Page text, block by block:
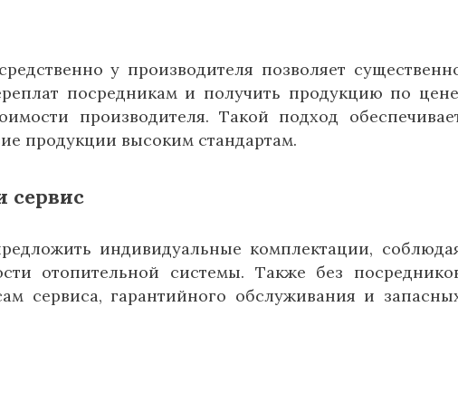
у производителя позволяет
посредникам и получить продукцию по
производителя. Такой подход
продукции высоким стандартам.
сервис
индивидуальные комплектации,
отопительной системы. Также без
сервиса, гарантийного обслуживания и